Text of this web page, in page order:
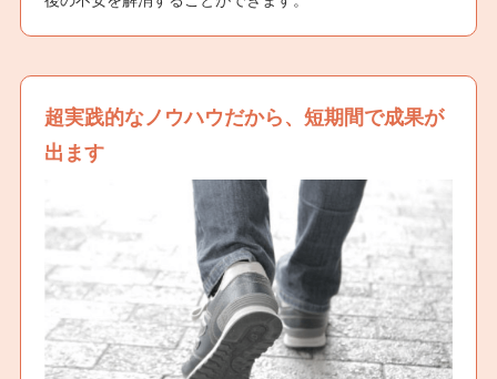
超実践的なノウハウだから、短期間で成果が
出ます